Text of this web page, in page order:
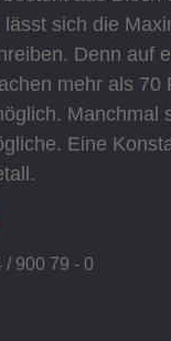
sich die
Denn auf
mehr als 70
Manchmal
Eine
/ 900 79 - 0